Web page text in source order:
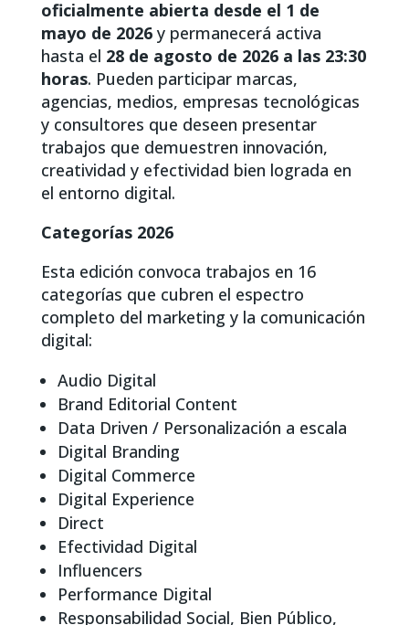
oficialmente abierta desde el 1 de
mayo de 2026y permanecerá activa
hasta el 28 de agosto de 2026 a las 23:30
horas. Pueden participar marcas,
agencias, medios, empresas tecnológicas
y consultores que deseen presentar
trabajos que demuestren innovación,
creatividad y efectividad bien lograda en
el entorno digital.
Categorías 2026
Esta edición convoca trabajos en 16
categorías que cubren el espectro
completo del marketing y la comunicación
digital:
Audio Digital
Brand Editorial Content
Data Driven / Personalización a escala
Digital Branding
Digital Commerce
Digital Experience
Direct
Efectividad Digital
Influencers
Performance Digital
Responsabilidad Social, Bien Público,